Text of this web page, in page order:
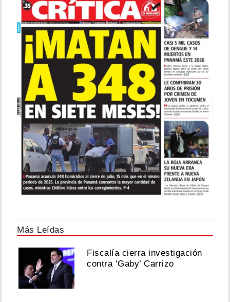
Más Leídas
Fiscalía cierra investigación
contra ‘Gaby’ Carrizo